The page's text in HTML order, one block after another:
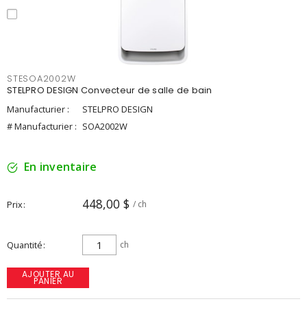
STESOA2002W
STELPRO DESIGN Convecteur de salle de bain
Manufacturier :
STELPRO DESIGN
# Manufacturier : SOA2002W
En inventaire
Prix 448,00 $ / ch
Quantité ch
AJOUTER AU
PANIER